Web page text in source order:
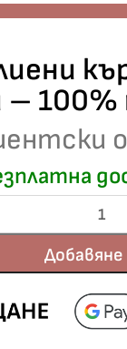
100%
Добавяне